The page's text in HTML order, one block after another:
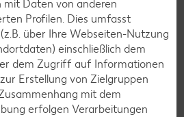
zu allen Rezepten
mit Daten von anderen
Profilen. Dies umfasst
über Ihre Webseiten-Nutzung
einschließlich dem
dem Zugriff auf Informationen
Erstellung von Zielgruppen
mit dem
erfolgen Verarbeitungen